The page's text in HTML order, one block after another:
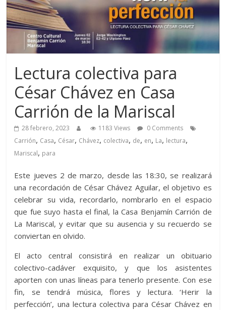
Lectura colectiva para
César Chávez en Casa
Carrión de la Mariscal
28 febrero, 2023 1183 Views
0 Comments
Carrión, Casa, César, Chávez, colectiva, de, en, La, lectura,
Mariscal, para
Este jueves 2 de marzo, desde las 18:30, se realizará
una recordación de César Chávez Aguilar, el objetivo es
celebrar su vida, recordarlo, nombrarlo en el espacio
que fue suyo hasta el final, la Casa Benjamín Carrión de
La Mariscal, y evitar que su ausencia y su recuerdo se
conviertan en olvido.
El acto central consistirá en realizar un obituario
colectivo-cadáver exquisito, y que los asistentes
aporten con unas líneas para tenerlo presente. Con ese
fin, se tendrá música, flores y lectura. ‘Herir la
perfección’, una lectura colectiva para César Chávez en